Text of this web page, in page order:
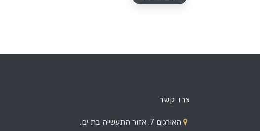
צרו קשר
האורגים 7, אזור התעשייה בת ים.